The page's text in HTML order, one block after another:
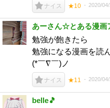
ナイス ★10 2020/
あーさん☆とある漫
勉強が飽きたら
勉強になる漫画を読
(*￣∇￣)ノ
ナイス ★11 2020/
belle🎵